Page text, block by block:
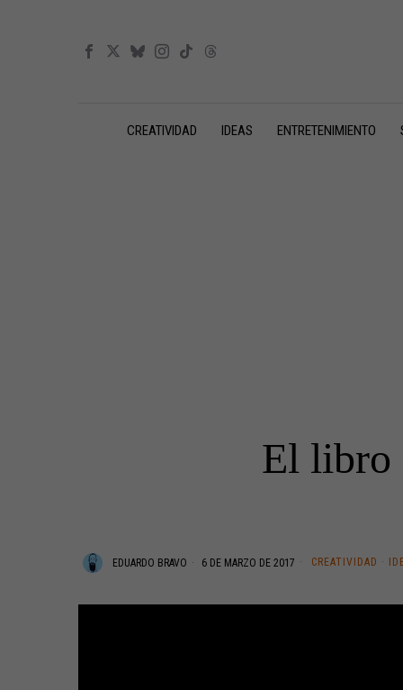
CREATIVIDAD IDEAS ENTRETENIMIENTO
El libro
EDUARDO BRAVO 6 DE MARZO DE 2017 CREATIVIDAD ·